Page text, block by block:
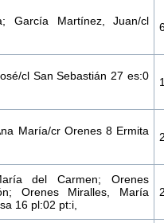
García Martínez, Juan/cl
cl San Sebastián 27 es:0
María/cr Orenes 8 Ermita
del Carmen; Orenes
Orenes Miralles, María
16 pl:02 pt:i,
2